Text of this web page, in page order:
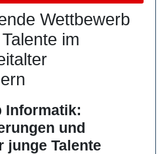
2025
Wettbewerb
im
Informatik:
und
junge Talente